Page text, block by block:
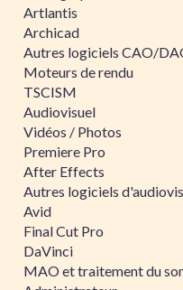
Artlantis
Archicad
Autres logiciels CAO/
Moteurs de rendu
TSCISM
Audiovisuel
Vidéos / Photos
Premiere Pro
After Effects
Autres logiciels
Avid
Final Cut Pro
DaVinci
MAO et traitement du